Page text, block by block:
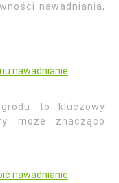
nawadniania,
nawadnianie
to kluczowy
może znacząco
nawadnianie